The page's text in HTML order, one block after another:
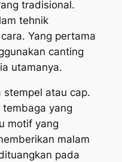
tradisional.
tehnik
Yang pertama
canting
utamanya.
stempel atau cap.
yang
motif yang
malam
pada